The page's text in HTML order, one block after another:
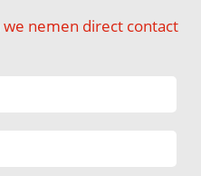
nemen direct contact